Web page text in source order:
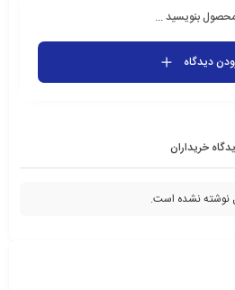
خریداران
نوشته نشده است.
بنویسید ...
دیدگاه